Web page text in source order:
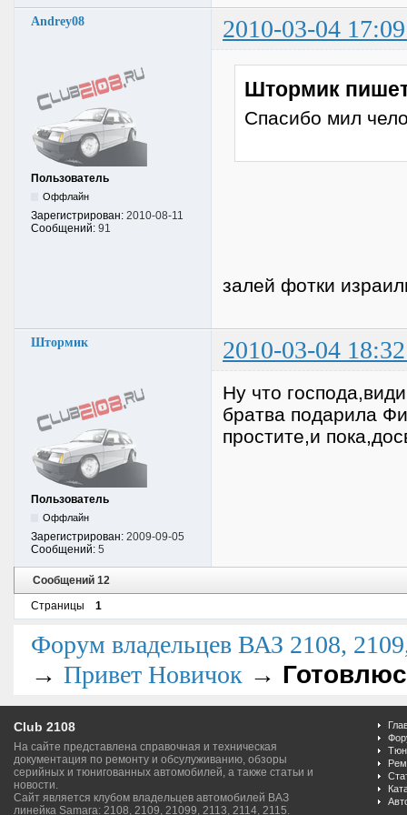
Andrey08 2010-03-04
Пользователь
Оффлайн
Зарегистрирован: 2010-08-11
Сообщений: 91
Штормик
Спасибо мил
залей фотки
Штормик 2010-03-04
Пользователь
Оффлайн
Зарегистрирован: 2009-09-05
Сообщений: 5
Ну что
братва подарила
простите,и
Сообщений 12
Страницы
1
Форум владельцев ВАЗ 2108,
→ Привет Новичок →
Club 2108
На сайте представлена справочная и техническая
документация по ремонту и обсулуживанию, обзоры
серийных и тюнигованных автомобилей, а также статьи и
новости.
Сайт является клубом владельцев автомобилей ВАЗ
линейка Samara: 2108, 2109, 21099, 2113, 2114, 2115.